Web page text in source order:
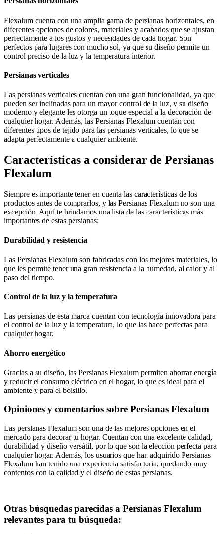
Flexalum cuenta con una amplia gama de persianas horizontales, en
diferentes opciones de colores, materiales y acabados que se ajustan
perfectamente a los gustos y necesidades de cada hogar. Son
perfectos para lugares con mucho sol, ya que su diseño permite un
control preciso de la luz y la temperatura interior.
Persianas verticales
Las persianas verticales cuentan con una gran funcionalidad, ya que
pueden ser inclinadas para un mayor control de la luz, y su diseño
moderno y elegante les otorga un toque especial a la decoración de
cualquier hogar. Además, las Persianas Flexalum cuentan con
diferentes tipos de tejido para las persianas verticales, lo que se
adapta perfectamente a cualquier ambiente.
Características a considerar de Persianas
Flexalum
Siempre es importante tener en cuenta las características de los
productos antes de comprarlos, y las Persianas Flexalum no son una
excepción. Aquí te brindamos una lista de las características más
importantes de estas persianas:
Durabilidad y resistencia
Las Persianas Flexalum son fabricadas con los mejores materiales, lo
que les permite tener una gran resistencia a la humedad, al calor y al
paso del tiempo.
Control de la luz y la temperatura
Las persianas de esta marca cuentan con tecnología innovadora para
el control de la luz y la temperatura, lo que las hace perfectas para
cualquier hogar.
Ahorro energético
Gracias a su diseño, las Persianas Flexalum permiten ahorrar energía
y reducir el consumo eléctrico en el hogar, lo que es ideal para el
ambiente y para el bolsillo.
Opiniones y comentarios sobre Persianas Flexalum
Las persianas Flexalum son una de las mejores opciones en el
mercado para decorar tu hogar. Cuentan con una excelente calidad,
durabilidad y diseño versátil, por lo que son la elección perfecta para
cualquier hogar. Además, los usuarios que han adquirido Persianas
Flexalum han tenido una experiencia satisfactoria, quedando muy
contentos con la calidad y el diseño de estas persianas.
Otras búsquedas parecidas a Persianas Flexalum
relevantes para tu búsqueda: